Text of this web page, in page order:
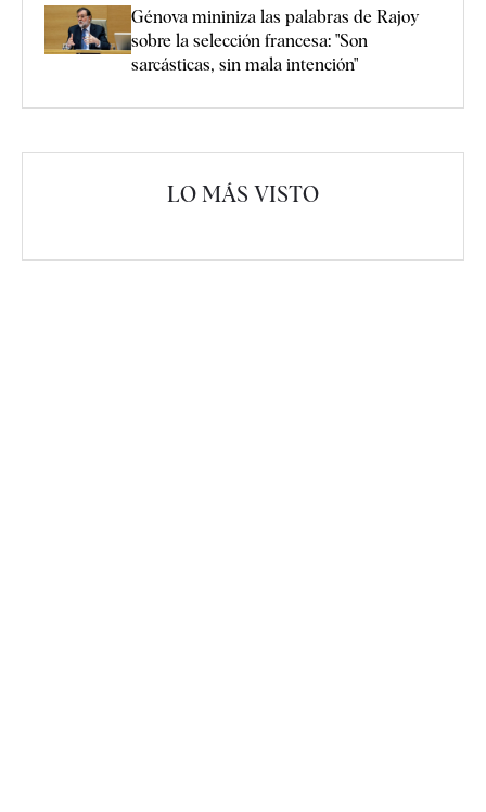
Génova mininiza las palabras de Rajoy
sobre la selección francesa: "Son
sarcásticas, sin mala intención"
LO MÁS VISTO